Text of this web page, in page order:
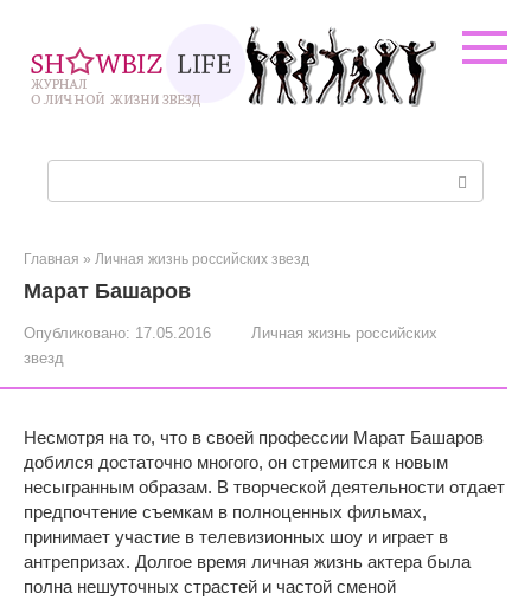
контенту
Главная » Личная жизнь российских звезд
Марат Башаров
Опубликовано: 17.05.2016
Личная жизнь российских
звезд
Несмотря на то, что в своей профессии Марат Башаров
добился достаточно многого, он стремится к новым
несыгранным образам. В творческой деятельности отдает
предпочтение съемкам в полноценных фильмах,
принимает участие в телевизионных шоу и играет в
антрепризах. Долгое время личная жизнь актера была
полна нешуточных страстей и частой сменой